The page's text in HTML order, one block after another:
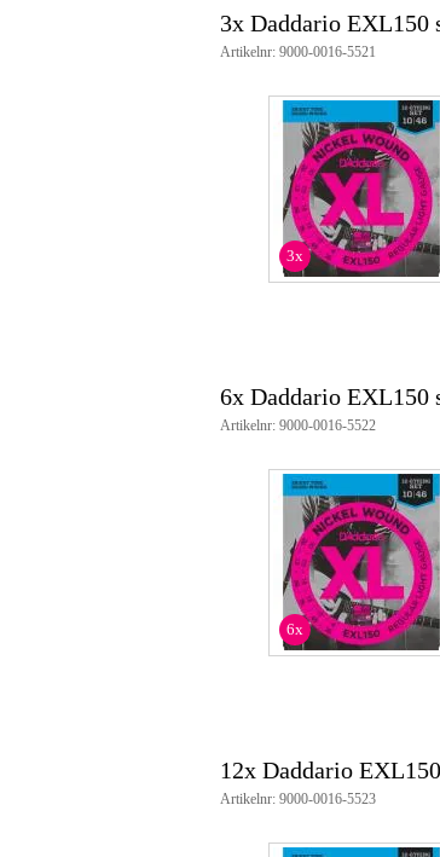
Productspecificaties
geschikt voor: 12-
materiaal: staal,
maten: 010/010 -
3x Daddario EXL150
Artikelnr: 9000-0016-5521
3x
6x Daddario EXL150
Artikelnr: 9000-0016-5522
6x
12x Daddario
Artikelnr: 9000-0016-5523